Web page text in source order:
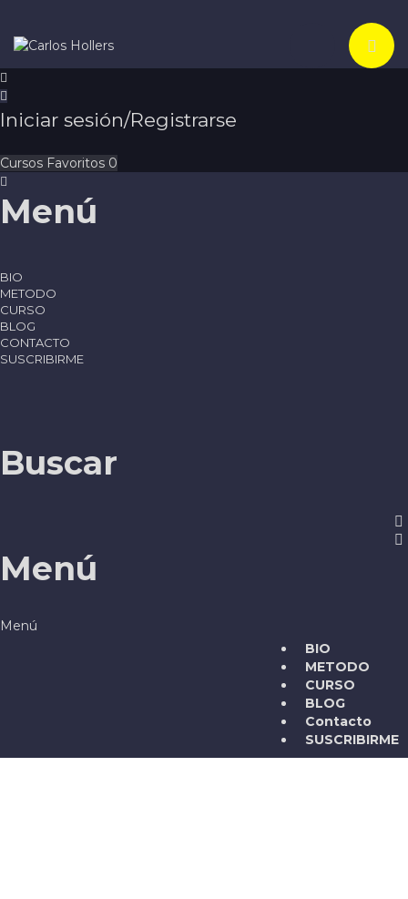
Toggle
Iniciar sesión/Registrarse
Cursos Favoritos 0
Menú
BIO
METODO
CURSO
BLOG
CONTACTO
SUSCRIBIRME
Buscar
Menú
BIO
METODO
CURSO
BLOG
Contacto
SUSCRIBIRME